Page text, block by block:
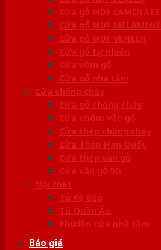
Cửa gỗ MDF LAMINATE
Cửa gỗ MDF MELAMINE
Cửa gỗ MDF VENEER
Cửa gỗ tự nhiên
Cửa vòm gỗ
Cửa gỗ nhà tắm
Cửa chống cháy
Cửa gỗ chống cháy
Cửa nhôm vân gỗ
Cửa thép chống cháy
Cửa Thép Hàn Quốc
Cửa thép vân gỗ
Cửa vân gỗ 5D
Nội thất
Tủ Kệ Bếp
Tủ Quần Áo
Phụ kiện cửa nhà tắm
Báo giá